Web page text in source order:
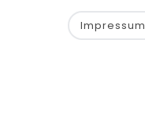
Impressum